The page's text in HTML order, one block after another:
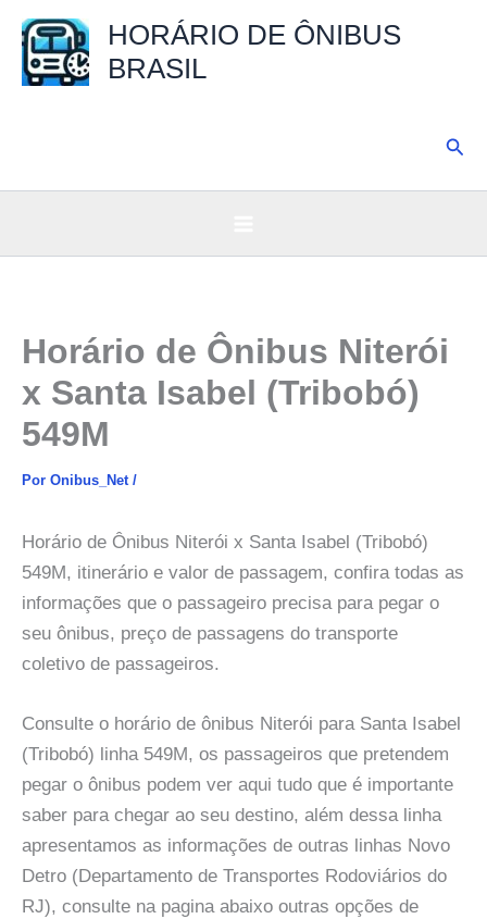
para
HORÁRIO DE ÔNIBUS
BRASIL
Horário de Ônibus Niterói
x Santa Isabel (Tribobó)
549M
Por Onibus_Net /
Horário de Ônibus Niterói x Santa Isabel (Tribobó)
549M, itinerário e valor de passagem, confira todas as
informações que o passageiro precisa para pegar o
seu ônibus, preço de passagens do transporte
coletivo de passageiros.
Consulte o horário de ônibus Niterói para Santa Isabel
(Tribobó) linha 549M, os passageiros que pretendem
pegar o ônibus podem ver aqui tudo que é importante
saber para chegar ao seu destino, além dessa linha
apresentamos as informações de outras linhas Novo
Detro (Departamento de Transportes Rodoviários do
RJ), consulte na pagina abaixo outras opções de